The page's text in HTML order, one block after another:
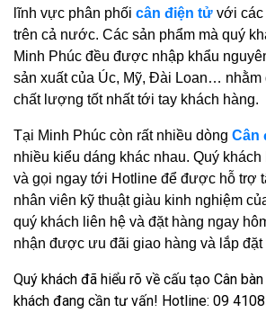
lĩnh vực phân phối cân điện tử với các
trên cả nước. Các sản phẩm mà quý
Minh Phúc đều được nhập khẩu
sản xuất của Úc, Mỹ, Đài Loan… nhằm
chất lượng tốt nhất tới tay khách hàng.
Tại Minh Phúc còn rất nhiều dòng Cân
nhiều kiểu dáng khác nhau. Quý khách
và gọi ngay tới Hotline để được hỗ trợ
nhân viên kỹ thuật giàu kinh nghiệm
quý khách liên hệ và đặt hàng ngay
nhận được ưu đãi giao hàng và lắp
Quý khách đã hiểu rõ về cấu tạo Cân
khách đang cần tư vấn! Hotline: 09